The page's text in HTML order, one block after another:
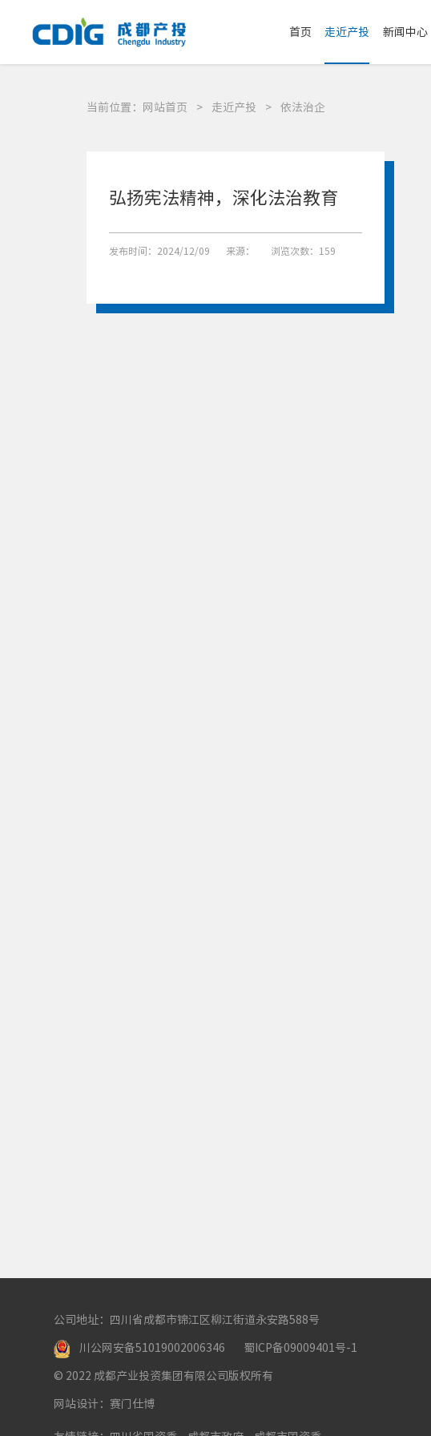
首页 走近产投 新闻中心
当前位置： 网站首页 > 走近产投 > 依法治企
弘扬宪法精神，深化法治教育
发布时间：2024/12/09 来源： 浏览次数：159
公司地址：四川省成都市锦江区柳江街道永安路588号
川公网安备51019002006346 蜀ICP备09009401号-1
© 2022 成都产业投资集团有限公司版权所有
网站设计：赛门仕博